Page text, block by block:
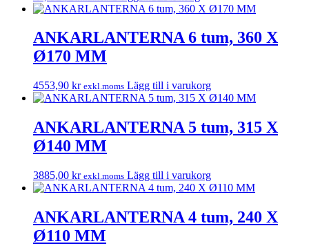
ANKARLANTERNA 6 tum, 360 X
Ø170 MM
4553,90 kr exkl.moms Lägg till i varukorg
ANKARLANTERNA 5 tum, 315 X
Ø140 MM
3885,00 kr exkl.moms Lägg till i varukorg
ANKARLANTERNA 4 tum, 240 X
Ø110 MM